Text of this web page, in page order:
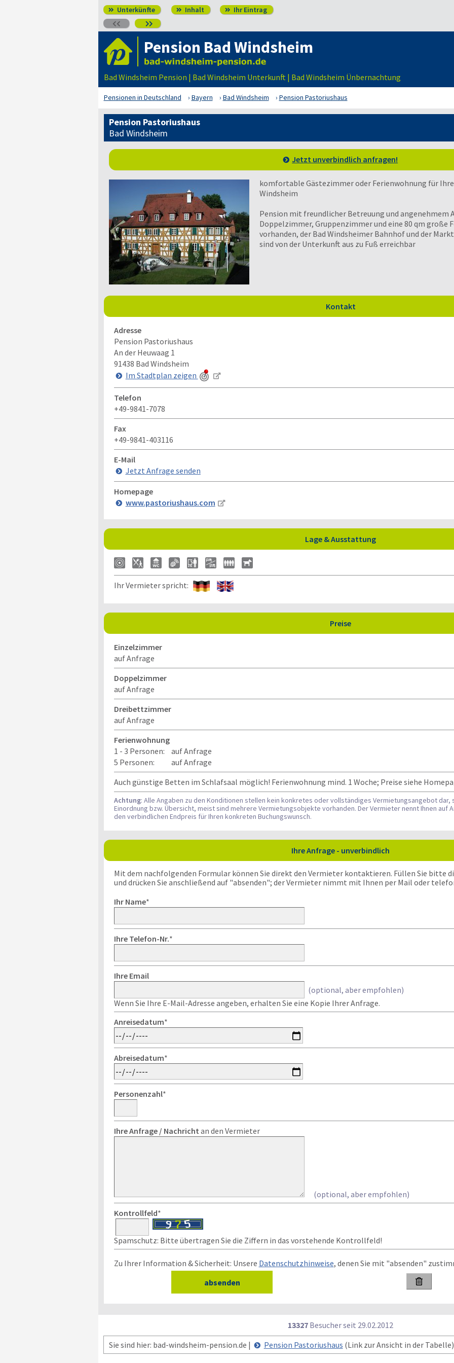
 Unterkünfte  Inhalt  Ihr Eintrag
 
Pension Bad Windsheim
Bad Windsheim Pension | Bad Windsheim Unterkunft | Bad Windsheim Ünbernachtung
Pensionen in Deutschland Bayern Bad Windsheim Pension Pastoriushaus
Pension Pastoriushaus
Bad Windsheim
Jetzt unverbindlich anfragen!
komfortable Gästezimmer oder Ferienwohnung für
Windsheim
Pension mit freundlicher Betreuung und angenehmem
Doppelzimmer, Gruppenzimmer und eine 80 qm große
vorhanden, der Bad Windsheimer Bahnhof und der
sind von der Unterkunft aus zu Fuß erreichbar
Kontakt
Adresse
Pension Pastoriushaus
An der Heuwaag 1
91438 Bad Windsheim
Im Stadtplan zeigen
Telefon
+49-9841-7078
Fax
+49-9841-403116
E-Mail
Jetzt Anfrage senden
Homepage
www.pastoriushaus.com
Lage & Ausstattung
Ihr Vermieter spricht:
Preise
Einzelzimmer
auf Anfrage
Doppelzimmer
auf Anfrage
Dreibettzimmer
auf Anfrage
Ferienwohnung
1 - 3 Personen:
auf Anfrage
5 Personen:
auf Anfrage
Auch günstige Betten im Schlafsaal möglich! Ferienwohnung mind. 1 Woche; Preise siehe
Achtung: Alle Angaben zu den Konditionen stellen kein konkretes oder vollständiges Vermietungsangebot
Einordnung bzw. Übersicht, meist sind mehrere Vermietungsobjekte vorhanden. Der Vermieter nennt Ihnen auf
den verbindlichen Endpreis für Ihren konkreten Buchungswunsch.
Ihre Anfrage - unverbindlich
Mit dem nachfolgenden Formular können Sie direkt den Vermieter kontaktieren. Füllen Sie bitte
und drücken Sie anschließend auf "absenden"; der Vermieter nimmt mit Ihnen per Mail oder
Ihr Name*
Ihre Telefon-Nr.*
Ihre Email
(optional, aber empfohlen)
Wenn Sie Ihre E-Mail-Adresse angeben, erhalten Sie eine Kopie Ihrer Anfrage.
Anreisedatum*
Abreisedatum*
Personenzahl*
Ihre Anfrage / Nachricht an den Vermieter
(optional, aber empfohlen)
Kontrollfeld*
Spamschutz: Bitte übertragen Sie die Ziffern in das vorstehende Kontrollfeld!
Zu Ihrer Information & Sicherheit: Unsere Datenschutzhinweise, denen Sie mit "absenden"

13327 Besucher seit 29.02.2012
Sie sind hier: bad-windsheim-pension.de |
Pension Pastoriushaus (Link zur Ansicht in der Tabelle)